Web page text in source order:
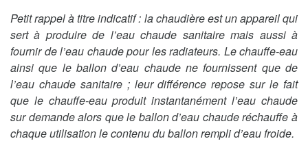
Petit rappel à titre indicatif : la chaudière est un appareil qui
sert à produire de l’eau chaude sanitaire mais aussi à
fournir de l’eau chaude pour les radiateurs. Le chauffe-eau
ainsi que le ballon d’eau chaude ne fournissent que de
l’eau chaude sanitaire ; leur différence repose sur le fait
que le chauffe-eau produit instantanément l’eau chaude
sur demande alors que le ballon d’eau chaude réchauffe à
chaque utilisation le contenu du ballon rempli d’eau froide.